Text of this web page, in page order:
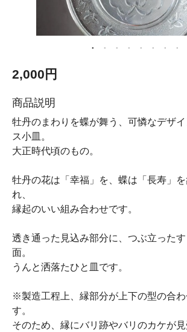
2,000円
商品説明
牡丹のまわりを蝶が舞う、可憐なデザ
ス小皿。
大正時代頃のもの。
牡丹の花は「幸福」を、蝶は「長寿」
れ、
縁起のいい組み合わせです。
透き通った見込み部分に、つぶ立った
面。
うんと洒落たひと皿です。
※製造工程上、縁部分が上下の型の合わ
す。
そのため、縁にバリ跡やバリのカケが見